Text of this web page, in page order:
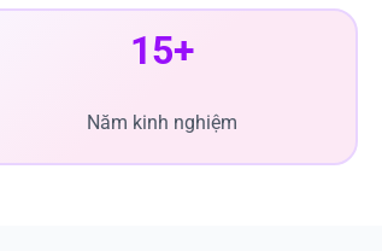
15+
Năm kinh nghiệm